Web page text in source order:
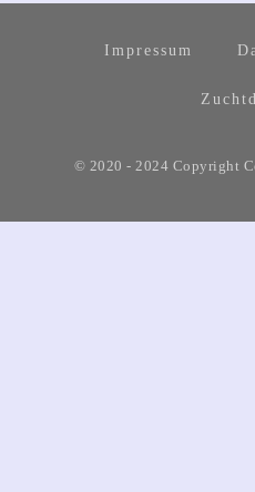
Impressum
© 2020 - 2024 Copyright